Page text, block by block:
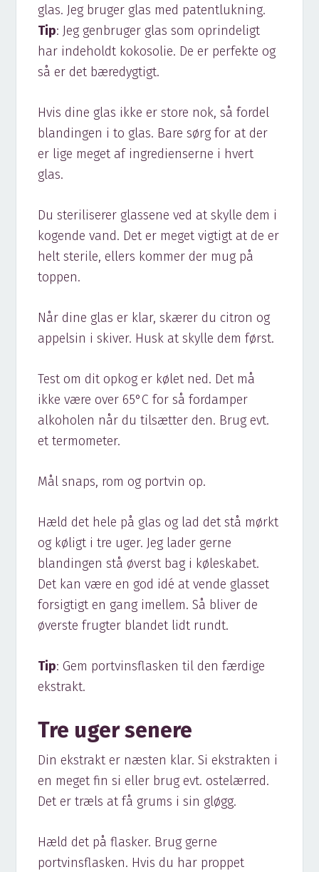
glas. Jeg bruger glas med patentlukning.
Tip: Jeg genbruger glas som oprindeligt
har indeholdt kokosolie. De er perfekte og
så er det bæredygtigt.
Hvis dine glas ikke er store nok, så fordel
blandingen i to glas. Bare sørg for at der
er lige meget af ingredienserne i hvert
glas.
Du steriliserer glassene ved at skylle dem i
kogende vand. Det er meget vigtigt at de er
helt sterile, ellers kommer der mug på
toppen.
Når dine glas er klar, skærer du citron og
appelsin i skiver. Husk at skylle dem først.
Test om dit opkog er kølet ned. Det må
ikke være over 65°C for så fordamper
alkoholen når du tilsætter den. Brug evt.
et termometer.
Mål snaps, rom og portvin op.
Hæld det hele på glas og lad det stå mørkt
og køligt i tre uger. Jeg lader gerne
blandingen stå øverst bag i køleskabet.
Det kan være en god idé at vende glasset
forsigtigt en gang imellem. Så bliver de
øverste frugter blandet lidt rundt.
Tip: Gem portvinsflasken til den færdige
ekstrakt.
Tre uger senere
Din ekstrakt er næsten klar. Si ekstrakten i
en meget fin si eller brug evt. ostelærred.
Det er træls at få grums i sin gløgg.
Hæld det på flasker. Brug gerne
portvinsflasken. Hvis du har proppet